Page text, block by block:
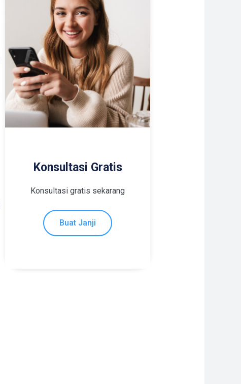
Konsultasi Gratis
Konsultasi gratis sekarang
Buat Janji